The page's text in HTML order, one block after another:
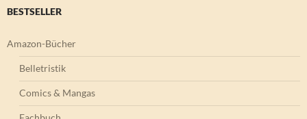
BESTSELLER
Amazon-Bücher
Belletristik
Comics & Mangas